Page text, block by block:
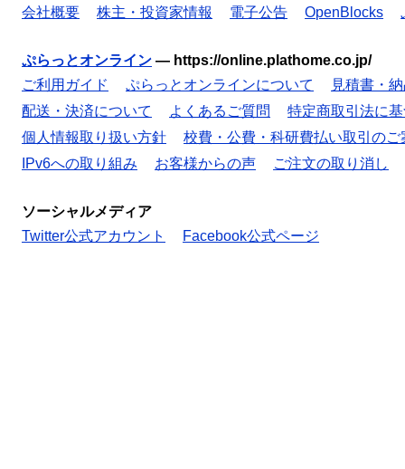
会社概要 株主・投資家情報 電子公告 OpenBlocks
ぷらっとオンライン — https://online.plathome.co.jp/
ご利用ガイド
ぷらっとオンラインについて
見積書・
配送・決済について
よくあるご質問
特定商取引法に
個人情報取り扱い方針
校費・公費・科研費払い取引のご
IPv6への取り組み
お客様からの声 ご注文の取り消し
ソーシャルメディア
Twitter公式アカウント
Facebook公式ページ